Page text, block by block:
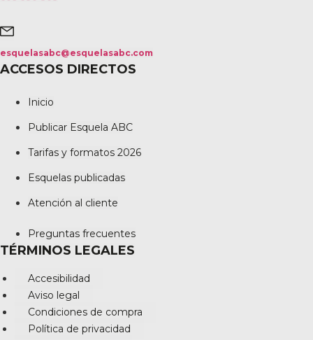
esquelasabc@esquelasabc.com
ACCESOS DIRECTOS
Inicio
Publicar Esquela ABC
Tarifas y formatos 2026
Esquelas publicadas
Atención al cliente
Preguntas frecuentes
TÉRMINOS LEGALES
Accesibilidad
Aviso legal
Condiciones de compra
Política de privacidad